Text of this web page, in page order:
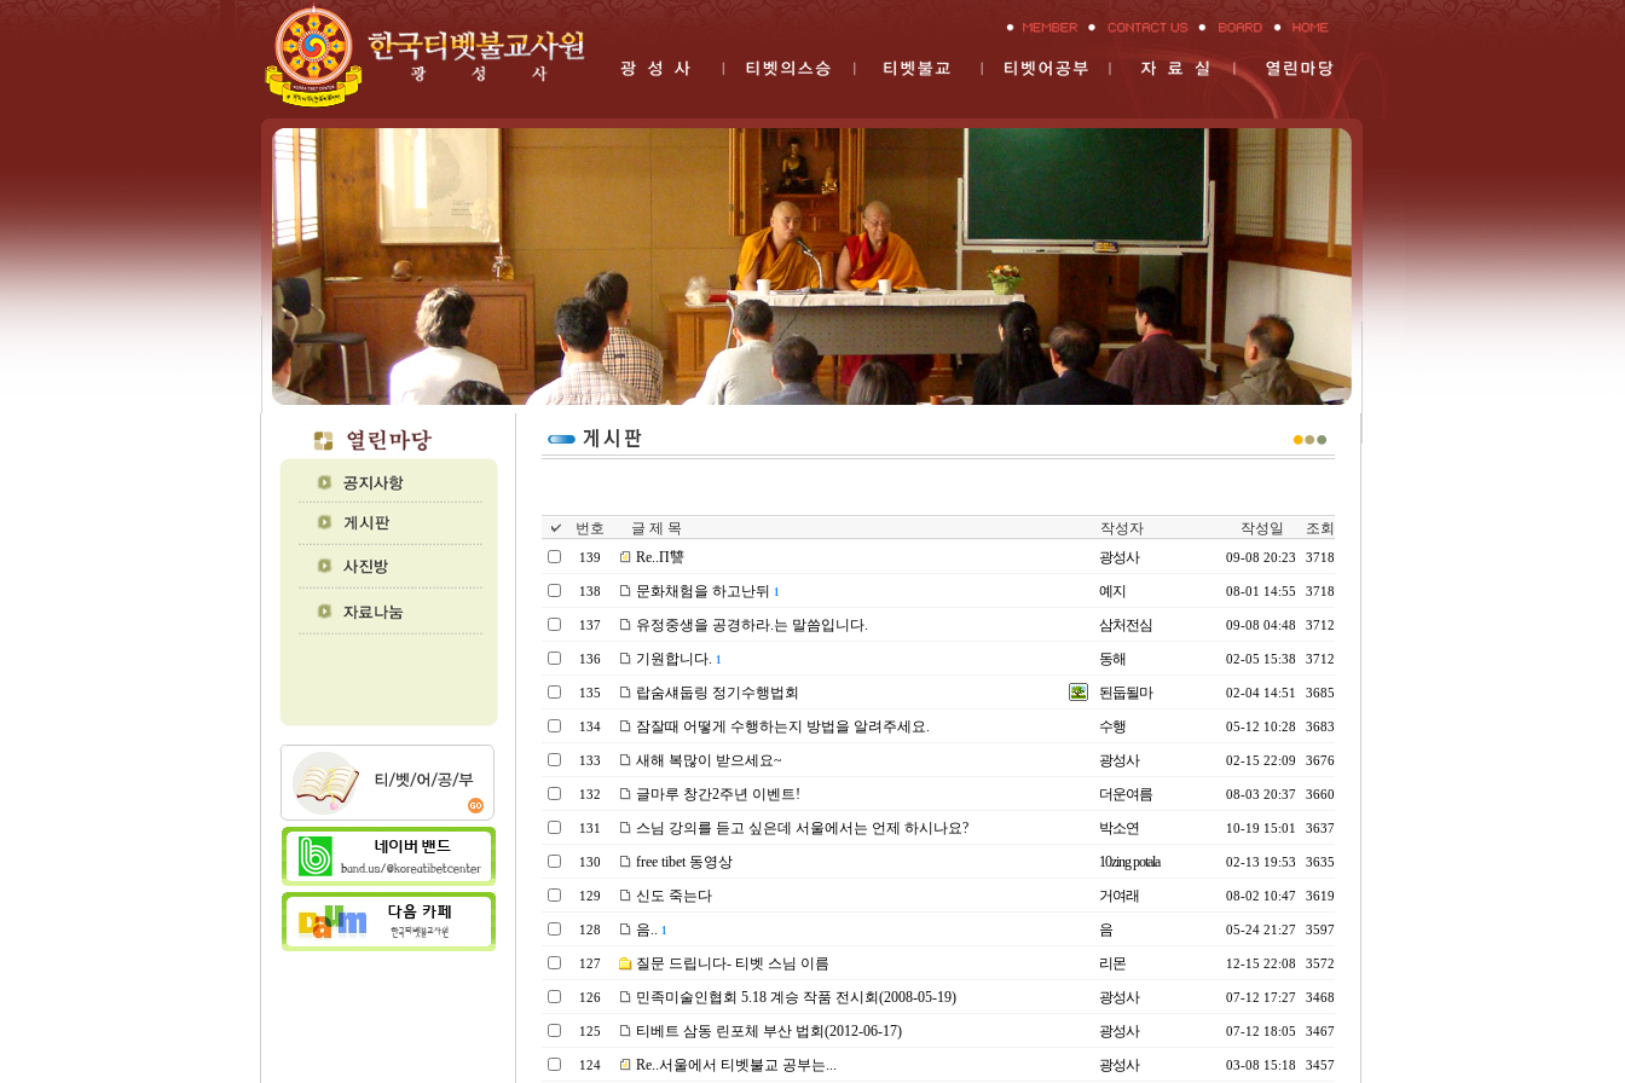
번호 글 제 목 작성자 작성일 조회
139 Re..П讐 광성사 09-08 20:23 3718
138 문화채험을 하고난뒤 1 예지 08-01 14:55 3718
137 유정중생을 공경하라.는 말씀입니다. 삼처전심 09-08 04:48 3712
136 기원합니다. 1 동해 02-05 15:38 3712
135 랍숨섀둡링 정기수행법회 된둡될마 02-04 14:51 3685
134 잠잘때 어떻게 수행하는지 방법을 알려주세요. 수행 05-12 10:28 3683
133 새해 복많이 받으세요~ 광성사 02-15 22:09 3676
132 글마루 창간2주년 이벤트! 더운여름 08-03 20:37 3660
131 스님 강의를 듣고 싶은데 서울에서는 언제 하시나요? 박소연 10-19 15:01 3637
130 free tibet 동영상 10zing potala 02-13 19:53 3635
129 신도 죽는다 거여래 08-02 10:47 3619
128 음.. 1 음 05-24 21:27 3597
127 질문 드립니다- 티벳 스님 이름 리몬 12-15 22:08 3572
126 민족미술인협회 5.18 계승 작품 전시회(2008-05-19) 광성사 07-12 17:27 3468
125 티베트 삼동 린포체 부산 법회(2012-06-17) 광성사 07-12 18:05 3467
124 Re..서울에서 티벳불교 공부는... 광성사 03-08 15:18 3457